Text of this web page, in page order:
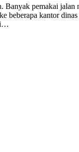
pemakai
kantor